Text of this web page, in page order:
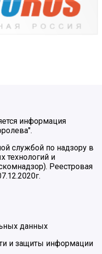
информация
службой по надзору в
технологий и
Реестровая
данных
и защиты информации